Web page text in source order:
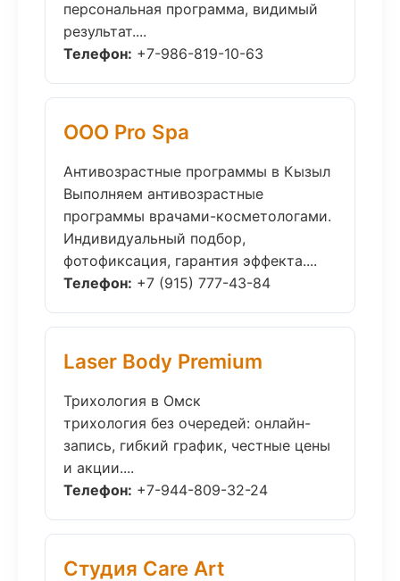
персональная программа, видимый
результат....
Телефон: +7-986-819-10-63
ООО Pro Spa
Антивозрастные программы в Кызыл
Выполняем антивозрастные
программы врачами-косметологами.
Индивидуальный подбор,
фотофиксация, гарантия эффекта....
Телефон: +7 (915) 777-43-84
Laser Body Premium
Трихология в Омск
трихология без очередей: онлайн-
запись, гибкий график, честные цены
и акции....
Телефон: +7-944-809-32-24
Студия Care Art